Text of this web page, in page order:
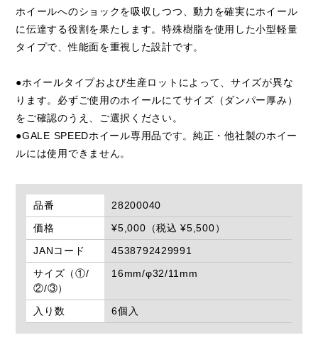
ホイールへのショックを吸収しつつ、動力を確実にホイール
に伝達する役割を果たします。特殊樹脂を使用した小型軽量
タイプで、性能面を重視した設計です。
●ホイールタイプおよび生産ロットによって、サイズが異な
ります。必ずご使用のホイールにてサイズ（ダンパー厚み）
をご確認のうえ、ご選択ください。
●GALE SPEEDホイール専用品です。純正・他社製のホイー
ルには使用できません。
品番
28200040
価格
¥5,000（税込 ¥5,500）
JANコード
4538792429991
サイズ（①/
②/③）
16mm/φ32/11mm
入り数 6個入